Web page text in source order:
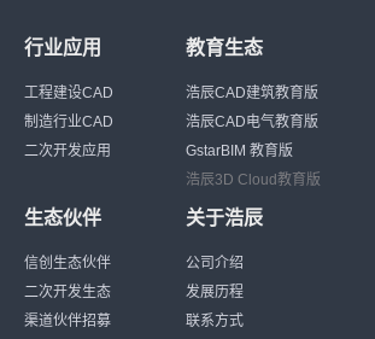
行业应用
工程建设CAD
制造行业CAD
二次开发应用
教育生态
浩辰CAD建筑教育版
浩辰CAD电气教育版
GstarBIM 教育版
浩辰3D Cloud教育版
生态伙伴
信创生态伙伴
二次开发生态
渠道伙伴招募
关于浩辰
公司介绍
发展历程
联系方式